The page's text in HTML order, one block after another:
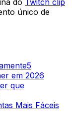
único de
5
em 2026
que
Mais Fáceis